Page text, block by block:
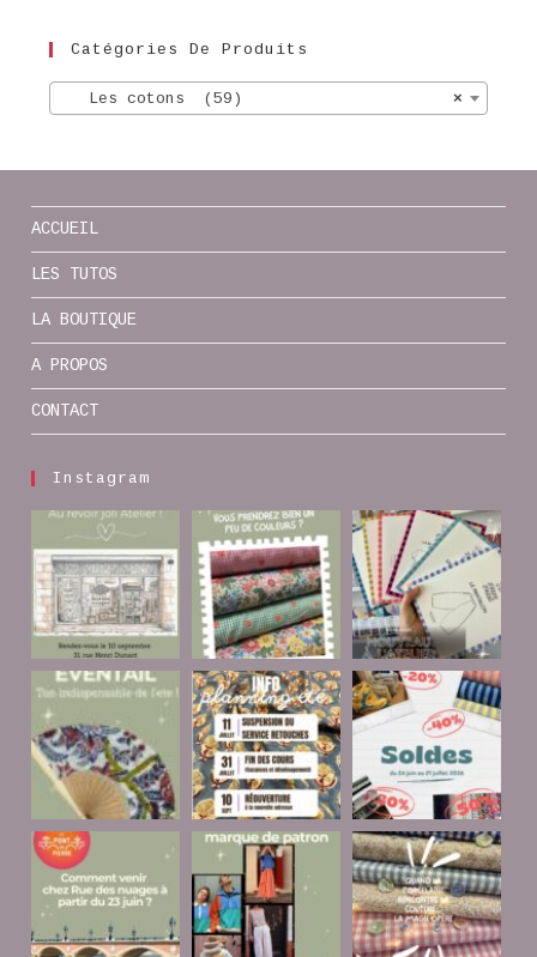
Catégories De Produits
×
Les cotons (59)
ACCUEIL
LES TUTOS
LA BOUTIQUE
A PROPOS
CONTACT
Instagram